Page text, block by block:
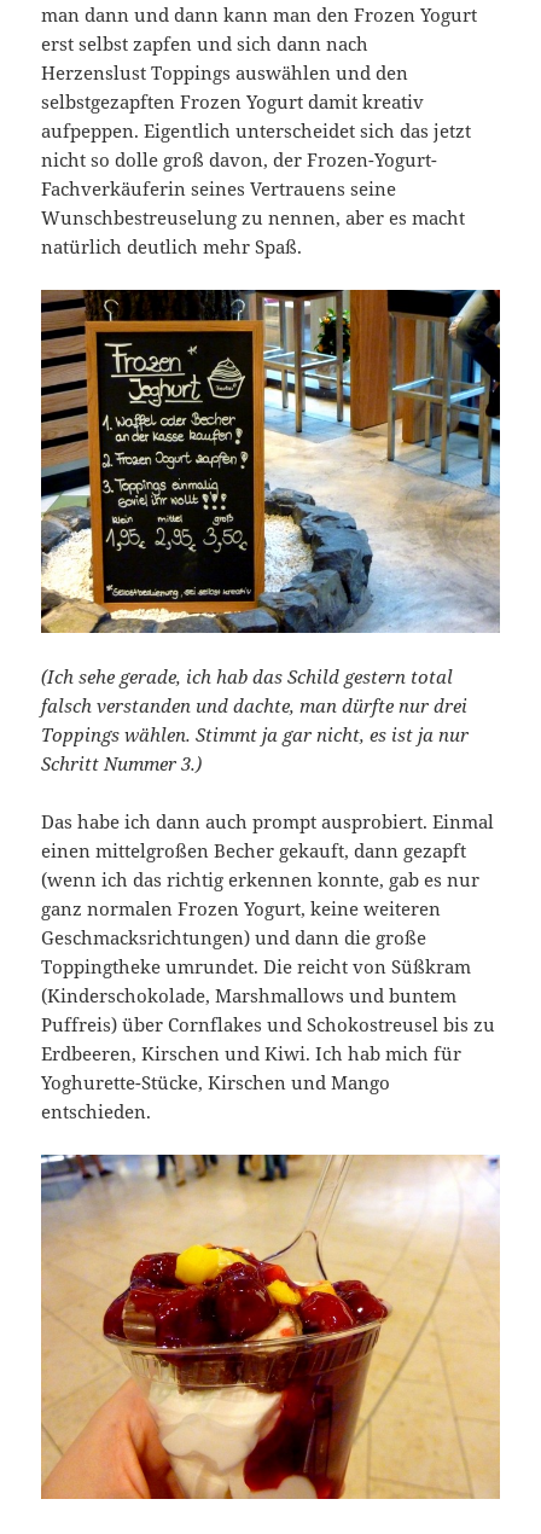
man dann und dann kann man den Frozen Yogurt
erst selbst zapfen und sich dann nach
Herzenslust Toppings auswählen und den
selbstgezapften Frozen Yogurt damit kreativ
aufpeppen. Eigentlich unterscheidet sich das jetzt
nicht so dolle groß davon, der Frozen-Yogurt-
Fachverkäuferin seines Vertrauens seine
Wunschbestreuselung zu nennen, aber es macht
natürlich deutlich mehr Spaß.
(Ich sehe gerade, ich hab das Schild gestern total
falsch verstanden und dachte, man dürfte nur drei
Toppings wählen. Stimmt ja gar nicht, es ist ja nur
Schritt Nummer 3.)
Das habe ich dann auch prompt ausprobiert. Einmal
einen mittelgroßen Becher gekauft, dann gezapft
(wenn ich das richtig erkennen konnte, gab es nur
ganz normalen Frozen Yogurt, keine weiteren
Geschmacksrichtungen) und dann die große
Toppingtheke umrundet. Die reicht von Süßkram
(Kinderschokolade, Marshmallows und buntem
Puffreis) über Cornflakes und Schokostreusel bis zu
Erdbeeren, Kirschen und Kiwi. Ich hab mich für
Yoghurette-Stücke, Kirschen und Mango
entschieden.